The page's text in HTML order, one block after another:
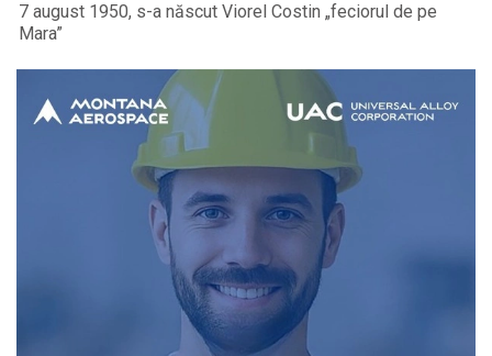
7 august 1950, s-a născut Viorel Costin „feciorul de pe
Mara”